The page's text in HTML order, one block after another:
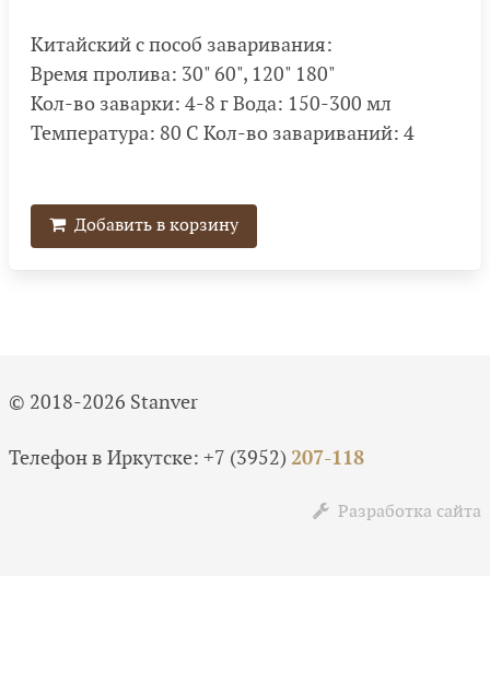
Китайский с пособ заваривания:
Время пролива: 30" 60", 120" 180"
Кол-во заварки: 4-8 г Вода: 150-300 мл
Температура: 80 С Кол-во завариваний: 4
Добавить в корзину
© 2018-2026 Stanver
Телефон в Иркутске: +7 (3952) 207-118
Разработка сайта